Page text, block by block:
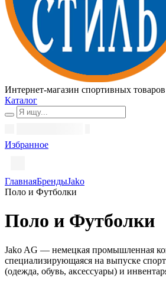
Интернет-магазин спортивных товаров
Каталог
Избранное
ГлавнаяБрендыJako
Поло и Футболки
Поло и Футболки
Jako AG — немецкая промышленная
специализирующаяся на выпуске
(одежда, обувь, аксессуары) и